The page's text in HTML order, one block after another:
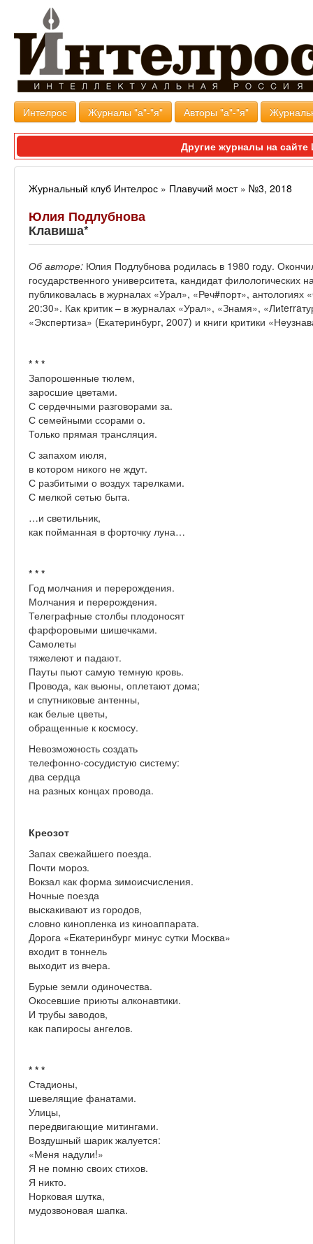
Интелрос Журналы "а"-"я" Авторы "а"-"я"
Другие журналы на
Журнальный клуб Интелрос » Плавучий мост» №3, 2018
Юлия Подлубнова
Клавиша*
Об авторе: Юлия Подлубнова родилась в 1980 году.
государственного университета, кандидат филологических
публиковалась в журналах «Урал», «Реч#порт», антологиях
20:30». Как критик – в журналах «Урал», «Знамя»,
«Экспертиза» (Екатеринбург, 2007) и книги критики
* * *
Запорошенные тюлем,
заросшие цветами.
С сердечными разговорами за.
С семейными ссорами о.
Только прямая трансляция.
С запахом июля,
в котором никого не ждут.
С разбитыми о воздух тарелками.
С мелкой сетью быта.
…и светильник,
как пойманная в форточку луна…
* * *
Год молчания и перерождения.
Молчания и перерождения.
Телеграфные столбы плодоносят
фарфоровыми шишечками.
Самолеты
тяжелеют и падают.
Пауты пьют самую темную кровь.
Провода, как вьюны, оплетают дома;
и спутниковые антенны,
как белые цветы,
обращенные к космосу.
Невозможность создать
телефонно-сосудистую систему:
два сердца
на разных концах провода.
Креозот
Запах свежайшего поезда.
Почти мороз.
Вокзал как форма зимоисчисления.
Ночные поезда
выскакивают из городов,
словно кинопленка из киноаппарата.
Дорога «Екатеринбург минус сутки Москва»
входит в тоннель
выходит из вчера.
Бурые земли одиночества.
Окосевшие приюты алконавтики.
И трубы заводов,
как папиросы ангелов.
* * *
Стадионы,
шевелящие фанатами.
Улицы,
передвигающие митингами.
Воздушный шарик жалуется:
«Меня надули!»
Я не помню своих стихов.
Я никто.
Норковая шутка,
мудозвоновая шапка.